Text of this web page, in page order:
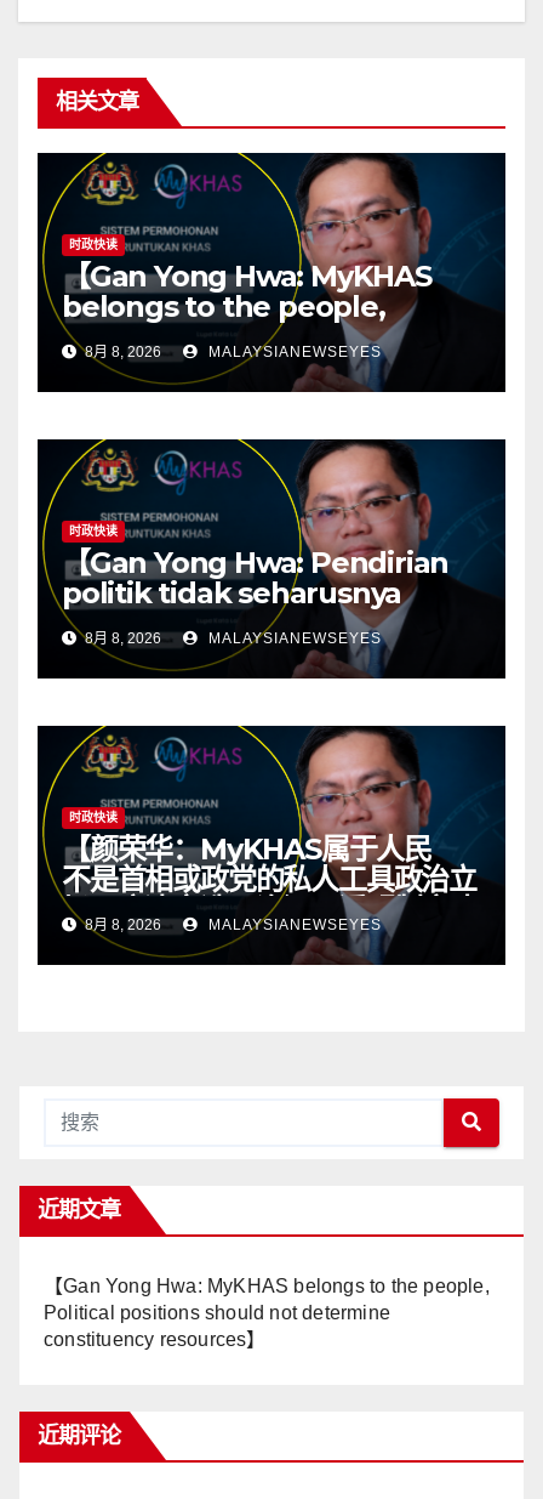
相关文章
时政快读
【Gan Yong Hwa: MyKHAS
belongs to the people,
Political positions should not
determine constituency
resources】
8月 8, 2026 MALAYSIANEWSEYES
时政快读
【Gan Yong Hwa: Pendirian
politik tidak seharusnya
menentukan sumber
kawasan; ketelusan asas
kepada politik yang sihat】
8月 8, 2026 MALAYSIANEWSEYES
时政快读
【颜荣华：MyKHAS属于人民
不是首相或政党的私人工具政治立
场不应决定选区资源 透明制度才
有健康政治】
8月 8, 2026 MALAYSIANEWSEYES
近期文章
【Gan Yong Hwa: MyKHAS belongs to the people,
Political positions should not determine
constituency resources】
近期评论